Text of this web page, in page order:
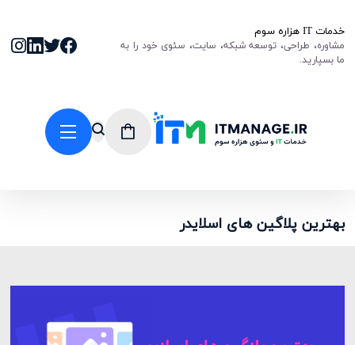
خدمات IT هزاره سوم
مشاوره، طراحی، توسعه شبکه، سایت، سئوی خود را به
ما بسپارید.
بهترین پلاگین های اسلایدر